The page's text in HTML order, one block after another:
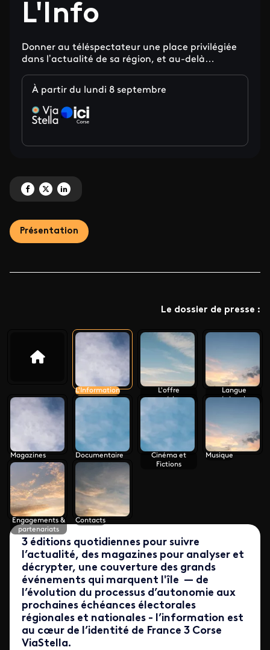
L'Info
Donner au téléspectateur une place privilégiée
dans l’actualité de sa région, et au-delà…
À partir du lundi 8 septembre
Partagez 'L'Info' sur Facebook
Partagez 'L'Info' sur X
Partagez 'L'Info' sur LinkedIn
Présentation
Le dossier de presse :
L'Information
L'offre
numérique
Langue
régionale
Magazines Documentaire
Cinéma et
Fictions
Musique
Engagements &
partenariats
Contacts
3 éditions quotidiennes pour suivre
l’actualité, des magazines pour analyser et
décrypter, une couverture des grands
événements qui marquent l'île — de
l’évolution du processus d’autonomie aux
prochaines échéances électorales
régionales et nationales - l’information est
au cœur de l’identité de France 3 Corse
ViaStella.